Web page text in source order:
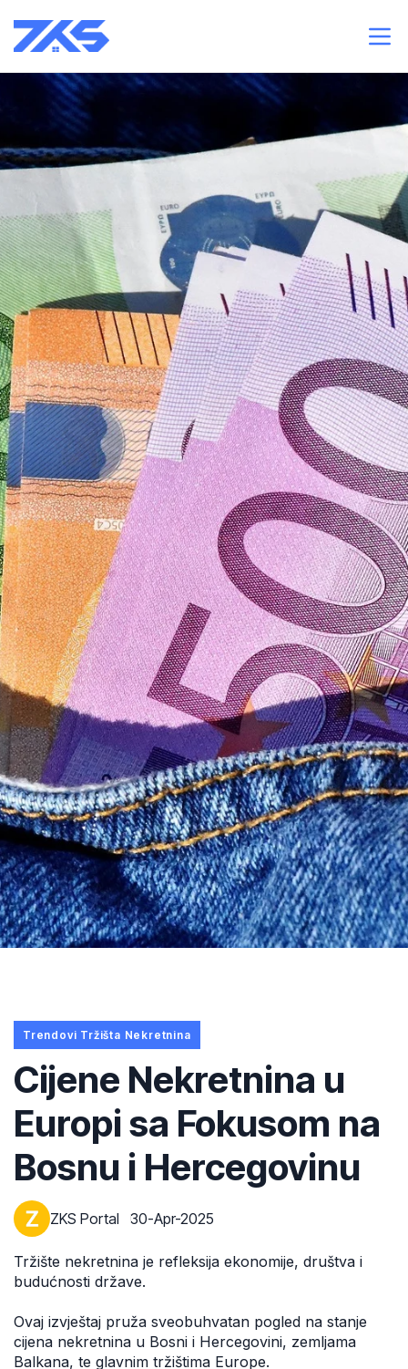
Trendovi Tržišta Nekretnina
Cijene Nekretnina u
Europi sa Fokusom na
Bosnu i Hercegovinu
ZKS Portal 30-Apr-2025
Tržište nekretnina je refleksija ekonomije, društva i
budućnosti države.
Ovaj izvještaj pruža sveobuhvatan pogled na stanje
cijena nekretnina u Bosni i Hercegovini, zemljama
Balkana, te glavnim tržištima Europe.